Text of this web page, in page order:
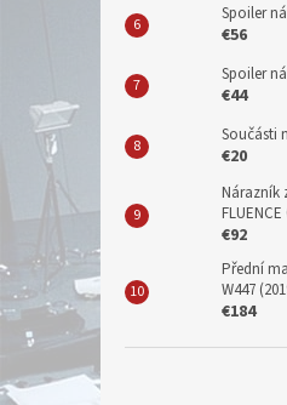
Spoiler
€56
Spoiler
€44
Součásti
€20
Nárazník
€92
Přední
W447
€184